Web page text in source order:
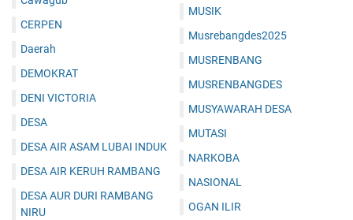
CERPEN
Daerah
DEMOKRAT
DENI VICTORIA
DESA
DESA AIR ASAM LUBAI INDUK
DESA AIR KERUH RAMBANG
DESA AUR DURI RAMBANG
NIRU
MUSIK
Musrebangdes2025
MUSRENBANG
MUSRENBANGDES
MUSYAWARAH DESA
MUTASI
NARKOBA
NASIONAL
OGAN ILIR